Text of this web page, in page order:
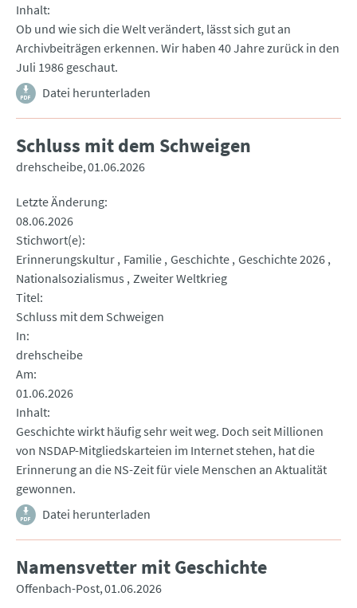
Inhalt
Ob und wie sich die Welt verändert, lässt sich gut an
Archivbeiträgen erkennen. Wir haben 40 Jahre zurück in den
Juli 1986 geschaut.
Datei herunterladen
Schluss mit dem Schweigen
drehscheibe 01.06.2026
Letzte Änderung
08.06.2026
Stichwort(e)
Erinnerungskultur Familie Geschichte Geschichte 2026
Nationalsozialismus Zweiter Weltkrieg
Titel
Schluss mit dem Schweigen
In
drehscheibe
Am
01.06.2026
Inhalt
Geschichte wirkt häufig sehr weit weg. Doch seit Millionen
von NSDAP-Mitgliedskarteien im Internet stehen, hat die
Erinnerung an die NS-Zeit für viele Menschen an Aktualität
gewonnen.
Datei herunterladen
Namensvetter mit Geschichte
Offenbach-Post 01.06.2026